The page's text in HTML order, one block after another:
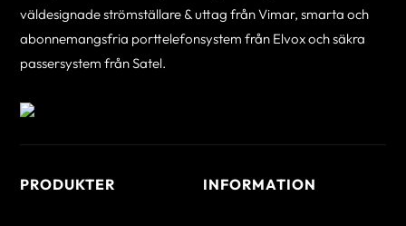
väldesignade strömställare & uttag från Vimar, smarta och
abonnemangsfria porttelefonsystem från Elvox och säkra
passersystem från Satel.
PRODUKTER INFORMATION